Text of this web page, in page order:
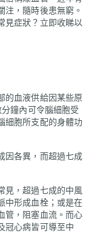
，隨時後患無窮。
見症狀？立即收睇以
的血液供給因某些原
鐘內可令腦細胞受
細胞所支配的身體功
因各異，而超過七成
見，超過七成的中風
中形成血栓；或是在
管，阻塞血流。而心
冠心病皆可導至中